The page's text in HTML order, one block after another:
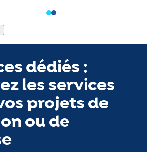
dédiés :
les services
projets de
ou de